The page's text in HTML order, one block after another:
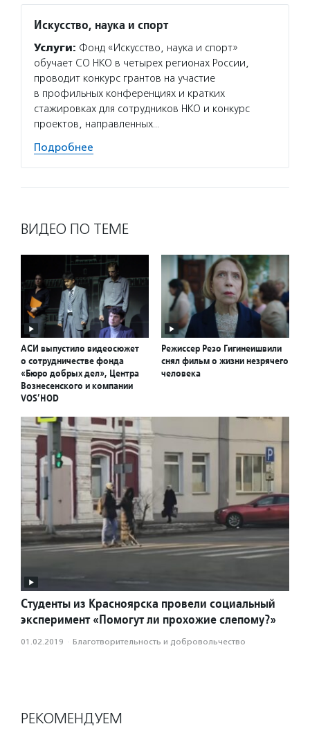
Искусство, наука и спорт
Услуги: Фонд «Искусство, наука и спорт»
обучает СО НКО в четырех регионах России,
проводит конкурс грантов на участие
в профильных конференциях и кратких
стажировках для сотрудников НКО и конкурс
проектов, направленных…
Подробнее
ВИДЕО ПО ТЕМЕ
АСИ выпустило видеосюжет
о сотрудничестве фонда
«Бюро добрых дел», Центра
Вознесенского и компании
VOS’HOD
Режиссер Резо Гигинеишвили
снял фильм о жизни незрячего
человека
Студенты из Красноярска провели социальный
эксперимент «Помогут ли прохожие слепому?»
01.02.2019 · Благотвори­тель­ность и доброволь­чест­во
РЕКОМЕНДУЕМ